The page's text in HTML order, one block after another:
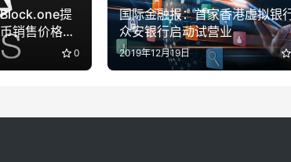
提
销售价格被
0
国际金融报：首家香港虚拟银
众安银行启动试营业
2019年12月19日